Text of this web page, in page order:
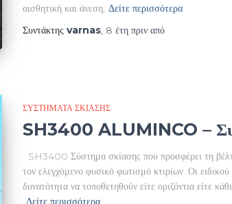
αισθητική και άνεση, Δείτε περισσότερα
Συντάκτης varnas, 8 έτηπριν από
ΣΥΣΤΉΜΑΤΑ ΣΚΊΑΣΗΣ
SH3400 ALUMINCO –
SH3400 Σύστημα σκίασης που προσφέρει τη
τον ελεγχόμενο φυσικό φωτισμό κτιρίων. Οι
δυνατότητα να τοποθετηθούν είτε οριζόντια είτε
Δείτε περισσότερα